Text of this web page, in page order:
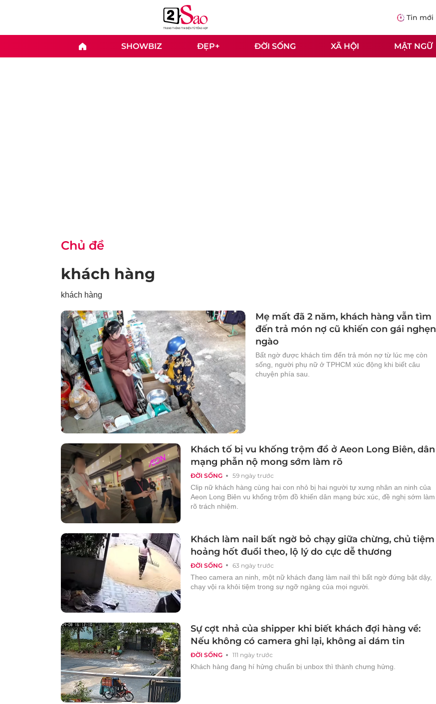
Tin mới
SHOWBIZ ĐẸP+ ĐỜI SỐNG XÃ HỘI MẬT NGỮ
Chủ đề
khách hàng
khách hàng
Mẹ mất đã 2 năm, khách hàng vẫn tìm
đến trả món nợ cũ khiến con gái nghẹn
ngào
Bất ngờ được khách tìm đến trả món nợ từ lúc mẹ còn
sống, người phụ nữ ở TPHCM xúc động khi biết câu
chuyện phía sau.
ĐỜI SỐNG 59 ngày trước
Khách tố bị vu khống trộm đồ ở Aeon Long Biên, dân
mạng phẫn nộ mong sớm làm rõ
Clip nữ khách hàng cùng hai con nhỏ bị hai người tự xưng nhân an ninh của
Aeon Long Biên vu khống trộm đồ khiến dân mạng bức xúc, đề nghị sớm làm
rõ trách nhiệm.
ĐỜI SỐNG 63 ngày trước
Khách làm nail bất ngờ bỏ chạy giữa chừng, chủ tiệm
hoảng hốt đuổi theo, lộ lý do cực dễ thương
Theo camera an ninh, một nữ khách đang làm nail thì bất ngờ đứng bật dậy,
chạy vội ra khỏi tiệm trong sự ngỡ ngàng của mọi người.
ĐỜI SỐNG 111 ngày trước
Sự cợt nhả của shipper khi biết khách đợi hàng về:
Nếu không có camera ghi lại, không ai dám tin
Khách hàng đang hí hửng chuẩn bị unbox thì thành chưng hửng.